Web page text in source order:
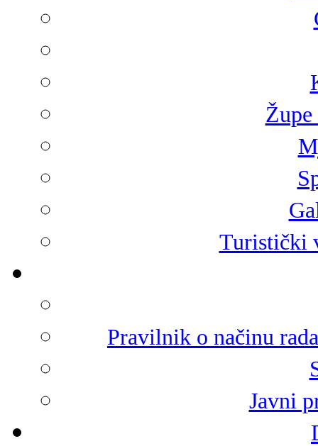
Turistički
Pravilnik o načinu
Javni